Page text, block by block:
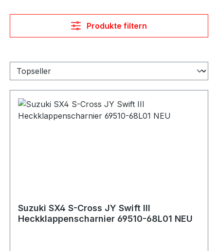
Produkte filtern
Suzuki SX4 S-Cross JY Swift III
Heckklappenscharnier 69510-68L01 NEU